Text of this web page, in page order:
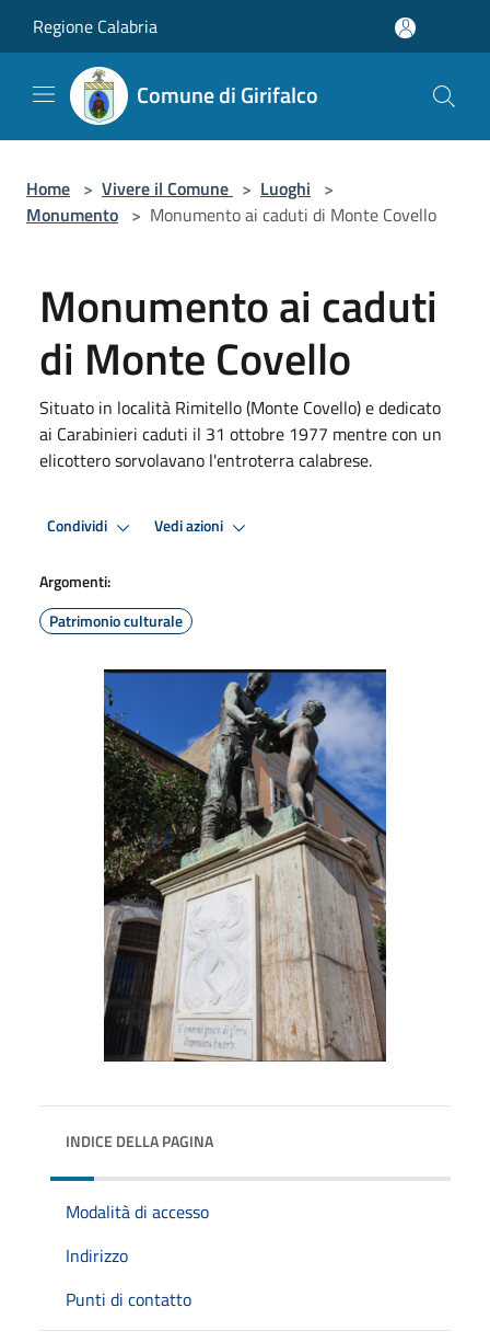
Regione Calabria
Comune di Girifalco
Home > Vivere il Comune > Luoghi >
Monumento > Monumento ai caduti di Monte Covello
Monumento ai caduti
di Monte Covello
Situato in località Rimitello (Monte Covello) e dedicato
ai Carabinieri caduti il 31 ottobre 1977 mentre con un
elicottero sorvolavano l'entroterra calabrese.
Condividi Vedi azioni
Argomenti:
Patrimonio culturale
INDICE DELLA PAGINA
Modalità di accesso
Indirizzo
Punti di contatto